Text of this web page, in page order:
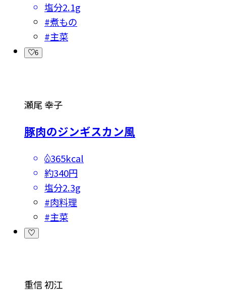
塩分2.1g
#煮もの
#主菜
6
瀬尾 幸子
豚肉のジンギスカン風
365kcal
約340円
塩分2.3g
#肉料理
#主菜
重信 初江